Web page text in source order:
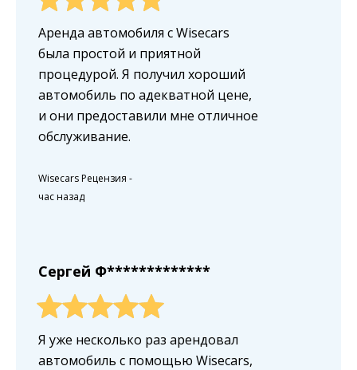
Аренда автомобиля с Wisecars
была простой и приятной
процедурой. Я получил хороший
автомобиль по адекватной цене,
и они предоставили мне отличное
обслуживание.
Wisecars Рецензия -
час назад
Сергей Ф*************
Я уже несколько раз арендовал
автомобиль с помощью Wisecars,